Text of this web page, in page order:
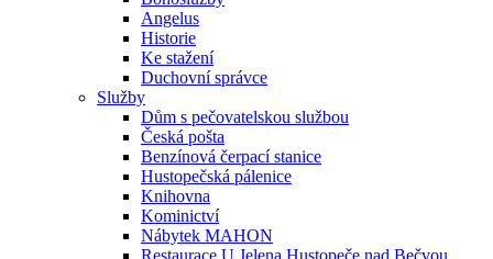
Angelus
Historie
Ke stažení
Duchovní správce
Služby
Dům s pečovatelskou službou
Česká pošta
Benzínová čerpací stanice
Hustopečská pálenice
Knihovna
Kominictví
Nábytek MAHON
Restaurace U Jelena Hustopeče nad Bečvou